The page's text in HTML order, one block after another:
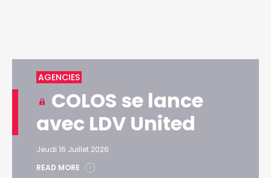
AGENCIES
COLOS se lance
avec LDV United
Jeudi 16 Juillet 2026
READ MORE